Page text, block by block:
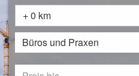
+ 0 km
Büros und Praxen